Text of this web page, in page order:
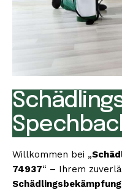
Willkommen bei „
74937“ – Ihrem